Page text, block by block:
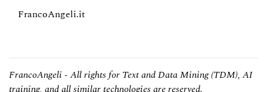
FrancoAngeli.it
FrancoAngeli - All rights for Text and Data Mining (TDM), AI